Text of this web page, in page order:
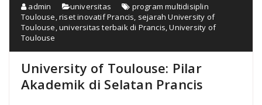
admin universitas
program multidisiplin
Toulouse ,riset inovatif Prancis sejarah University of
Toulouse ,universitas terbaik di Prancis ,University of
Toulouse
University of Toulouse: Pilar
Akademik di Selatan Prancis